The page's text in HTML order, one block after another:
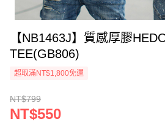
【NB1463J】質感厚膠
TEE(GB806)
超取滿NT$1,800免運
NT$799
NT$550